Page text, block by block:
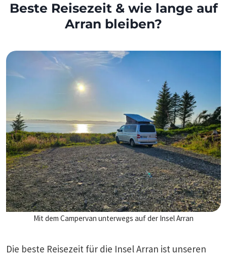
Beste Reisezeit & wie lange auf
Arran bleiben?
Mit dem Campervan unterwegs auf der Insel Arran
Die beste Reisezeit für die Insel Arran ist unseren